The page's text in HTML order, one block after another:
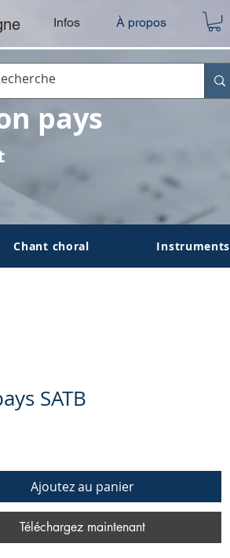
À propos
Infos
pays
Chant choral Instruments
SATB
Ajoutez au panier
Téléchargez maintenant